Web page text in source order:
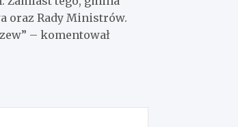
oraz Rady Ministrów.
– komentował